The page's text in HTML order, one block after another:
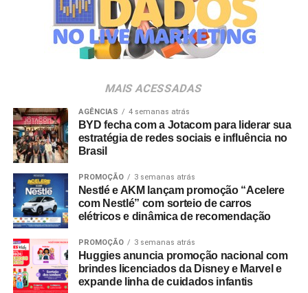
Segundo Troitinho, a chegada do novo cliente reforça o
posicionamento da Score Media como parceira de
negócios estratégicos para marcas líderes em seus
setores. “Nosso objetivo é potencializar a presença digital
estratégicas que sustentem sua expansão no Brasil e no
exterior”, completa.
MAIS ACESSADAS
AGÊNCIAS 4 semanas atrás
BYD fecha com a Jotacom para liderar sua
estratégia de redes sociais e influência no
Brasil
PROMOÇÃO 3 semanas atrás
Nestlé e AKM lançam promoção “Acelere
com Nestlé” com sorteio de carros
elétricos e dinâmica de recomendação
PROMOÇÃO 3 semanas atrás
Huggies anuncia promoção nacional com
brindes licenciados da Disney e Marvel e
expande linha de cuidados infantis